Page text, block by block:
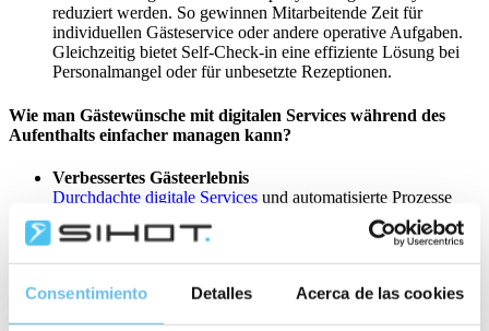
Consentimiento Detalles Acerca de las cookies
reduziert werden. So gewinnen Mitarbeitende Zeit für
individuellen Gästeservice oder andere operative Aufgaben.
Gleichzeitig bietet Self-Check-in eine effiziente Lösung bei
Personalmangel oder für unbesetzte Rezeptionen.
Wie man Gästewünsche mit digitalen Services während des
Aufenthalts einfacher managen kann?
Verbessertes Gästeerlebnis
Durchdachte digitale Services und automatisierte Prozesse
erhöhen Komfort und Zufriedenheit der Gäste. Schnelle,
personalisierte Kommunikation vermittelt Wertschätzung,